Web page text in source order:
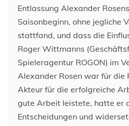
Entlassung Alexander
Saisonbeginn, ohne jegliche
stattfand, und dass die
Roger Wittmanns
Spieleragentur ROGON) im
Alexander Rosen war für die
Akteur für die erfolgreiche
gute Arbeit leistete, hatte er
Entscheidungen und